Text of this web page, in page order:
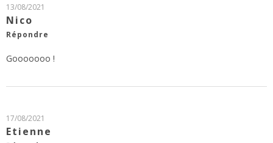
13/08/2021
Nico
Répondre
Gooooooo !
17/08/2021
Etienne